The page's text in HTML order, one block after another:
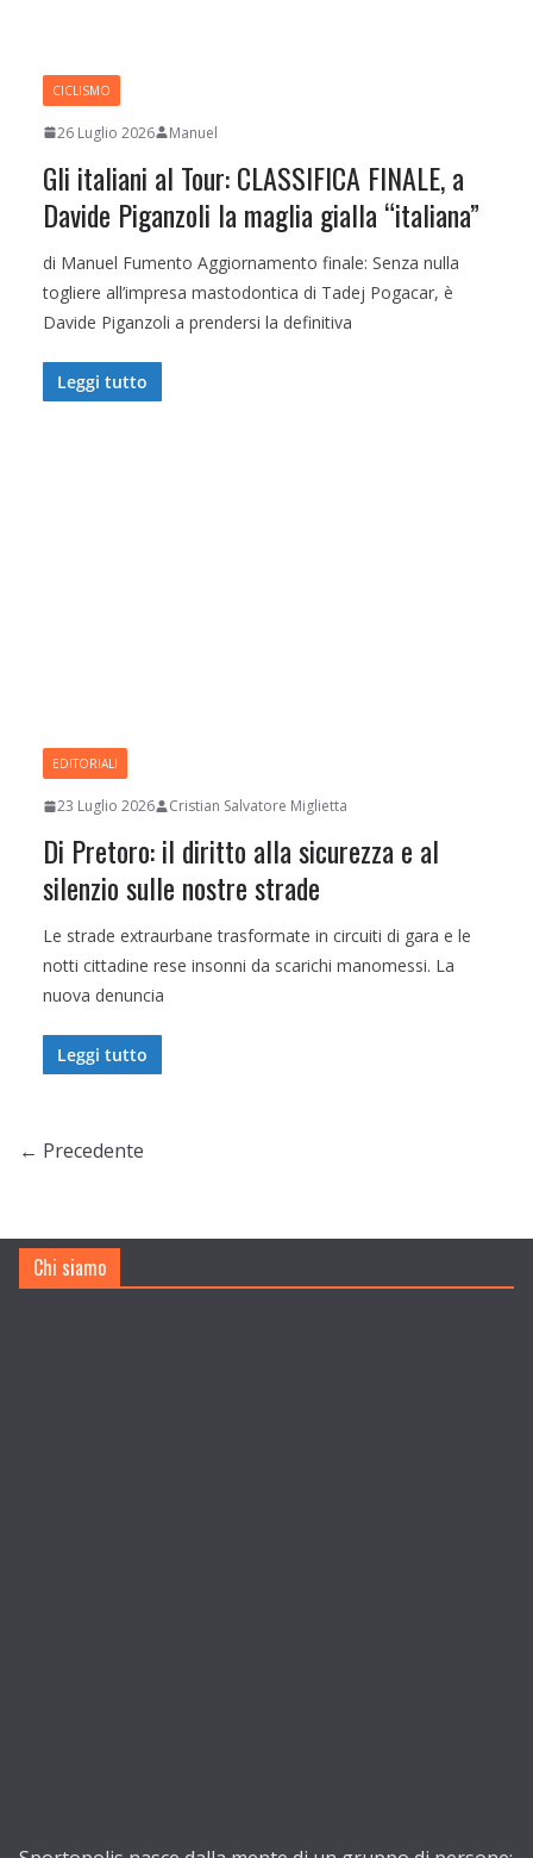
CICLISMO
26 Luglio 2026 Manuel
Gli italiani al Tour: CLASSIFICA FINALE, a
Davide Piganzoli la maglia gialla “italiana”
di Manuel Fumento Aggiornamento finale: Senza nulla
togliere all’impresa mastodontica di Tadej Pogacar, è
Davide Piganzoli a prendersi la definitiva
Leggi tutto
EDITORIALI
23 Luglio 2026 Cristian Salvatore Miglietta
Di Pretoro: il diritto alla sicurezza e al
silenzio sulle nostre strade
Le strade extraurbane trasformate in circuiti di gara e le
notti cittadine rese insonni da scarichi manomessi. La
nuova denuncia
Leggi tutto
← Precedente
Chi siamo